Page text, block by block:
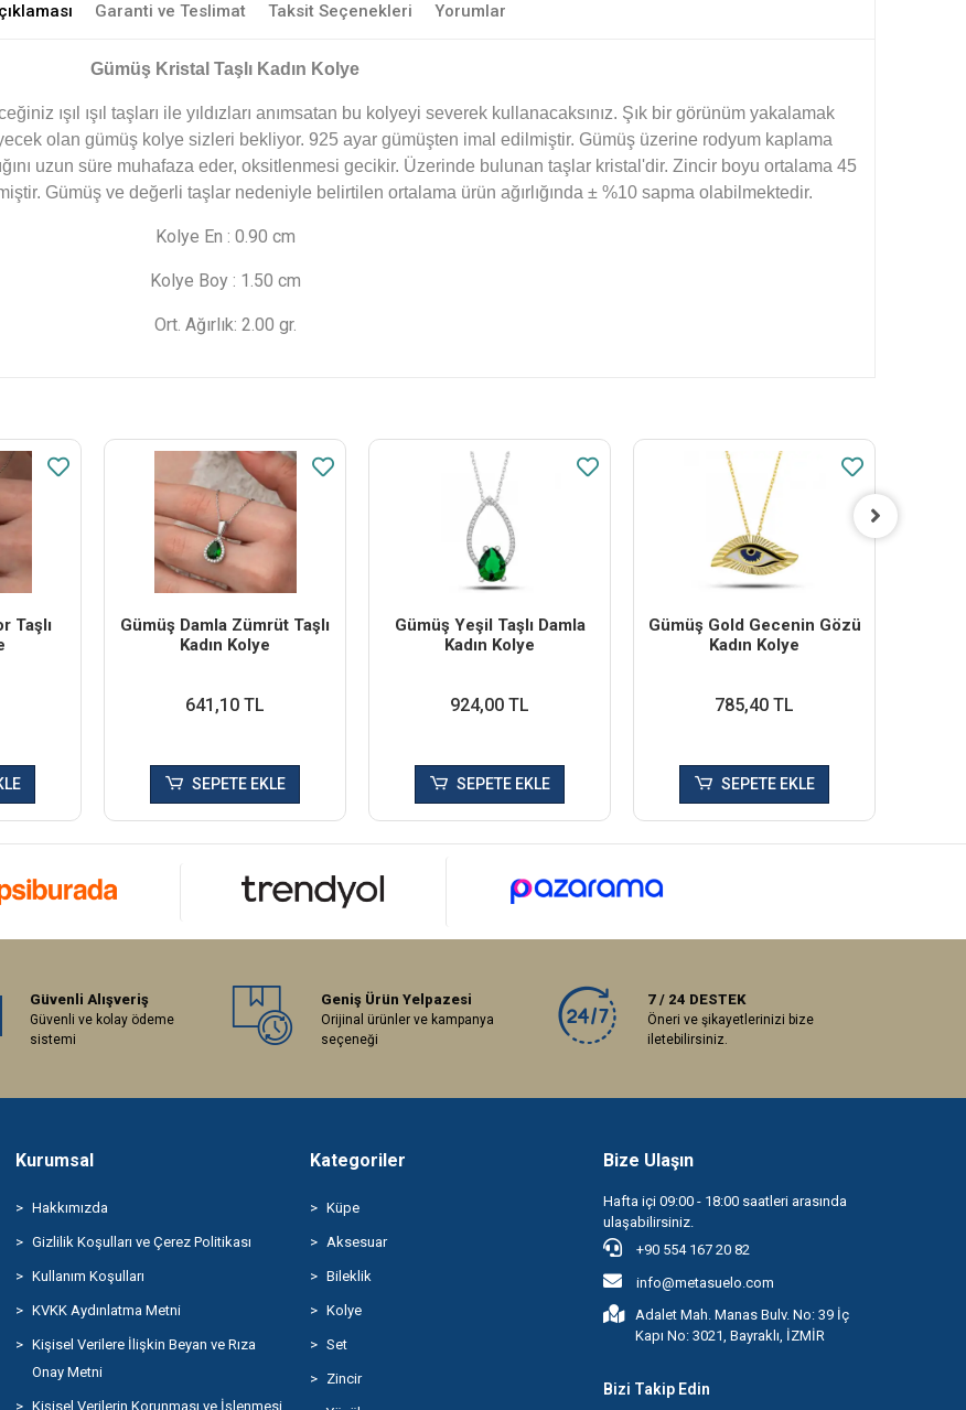
Garanti ve Teslimat Taksit Seçenekleri Yorumlar
Gümüş Kristal Taşlı Kadın Kolye
ışıl ışıl taşları ile yıldızları anımsatan bu kolyeyi severek kullanacaksınız. Şık bir görünüm yakalamak
olan gümüş kolye sizleri bekliyor. 925 ayar gümüşten imal edilmiştir. Gümüş üzerine rodyum kaplama
uzun süre muhafaza eder, oksitlenmesi gecikir. Üzerinde bulunan taşlar kristal'dir. Zincir boyu ortalama 45
Gümüş ve değerli taşlar nedeniyle belirtilen ortalama ürün ağırlığında ± %10 sapma olabilmektedir.
Kolye En : 0.90 cm
Kolye Boy : 1.50 cm
Ort. Ağırlık: 2.00 gr.
Taşlı
Gümüş Damla Zümrüt Taşlı
Kadın Kolye
641,10 TL
SEPETE EKLE
Gümüş Yeşil Taşlı Damla
Kadın Kolye
924,00 TL
SEPETE EKLE
Gümüş Gold Gecenin Gözü
Kadın Kolye
785,40 TL
SEPETE EKLE
Güvenli Alışveriş
Güvenli ve kolay ödeme
sistemi
Geniş Ürün Yelpazesi
Orijinal ürünler ve kampanya
seçeneği
7 / 24 DESTEK
Öneri ve şikayetlerinizi bize
iletebilirsiniz.
Kurumsal
Hakkımızda
Gizlilik Koşulları ve Çerez Politikası
Kullanım Koşulları
KVKK Aydınlatma Metni
Kişisel Verilere İlişkin Beyan ve Rıza
Onay Metni
Kişisel Verilerin Korunması ve İşlenmesi
Kategoriler
Küpe
Aksesuar
Bileklik
Kolye
Set
Zincir
Bize Ulaşın
Hafta içi 09:00 - 18:00 saatleri arasında
ulaşabilirsiniz.
+90 554 167 20 82
info@metasuelo.com
Adalet Mah. Manas Bulv. No: 39 İç
Kapı No: 3021, Bayraklı, İZMİR
Bizi Takip Edin